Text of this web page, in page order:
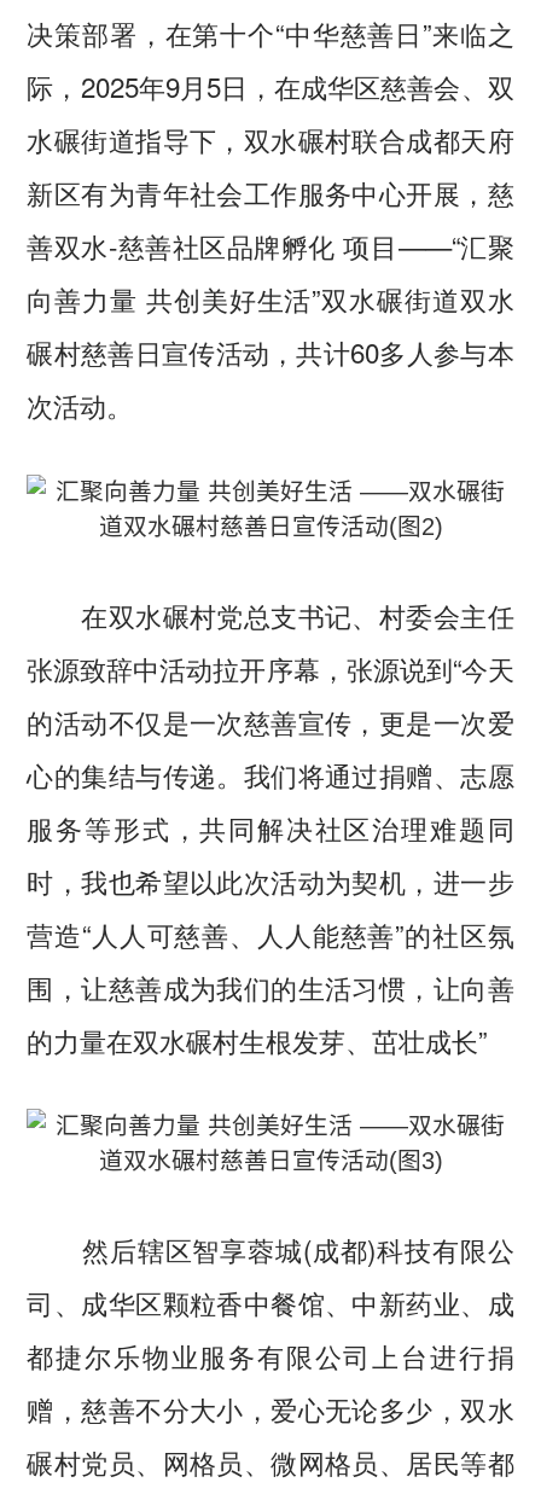
决策部署，在第十个“中华慈善日”来临之
际，2025年9月5日，在成华区慈善会、双
水碾街道指导下，双水碾村联合成都天府
新区有为青年社会工作服务中心开展，慈
善双水-慈善社区品牌孵化 项目——“汇聚
向善力量 共创美好生活”双水碾街道双水
碾村慈善日宣传活动，共计60多人参与本
次活动。
在双水碾村党总支书记、村委会主任
张源致辞中活动拉开序幕，张源说到“今天
的活动不仅是一次慈善宣传，更是一次爱
心的集结与传递。我们将通过捐赠、志愿
服务等形式，共同解决社区治理难题同
时，我也希望以此次活动为契机，进一步
营造“人人可慈善、人人能慈善”的社区氛
围，让慈善成为我们的生活习惯，让向善
的力量在双水碾村生根发芽、茁壮成长”
然后辖区智享蓉城(成都)科技有限公
司、成华区颗粒香中餐馆、中新药业、成
都捷尔乐物业服务有限公司上台进行捐
赠，慈善不分大小，爱心无论多少，双水
碾村党员、网格员、微网格员、居民等都